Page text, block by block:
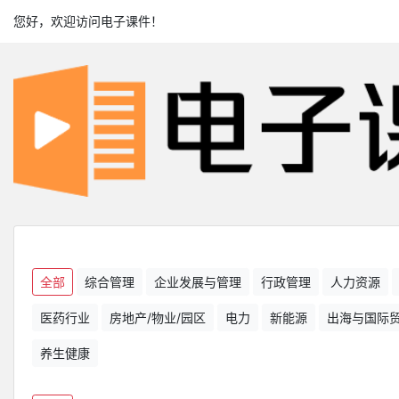
您好，欢迎访问电子课件！
全部 综合管理 企业发展与管理 行政管理 人力资源
医药行业 房地产/物业/园区 电力 新能源 出海与国际
养生健康